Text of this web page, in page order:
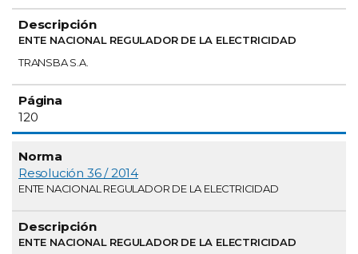
ENTE NACIONAL REGULADOR DE LA ELECTRICIDAD
TRANSBA S.A.
120
Resolución 36 / 2014
ENTE NACIONAL REGULADOR DE LA ELECTRICIDAD
ENTE NACIONAL REGULADOR DE LA ELECTRICIDAD